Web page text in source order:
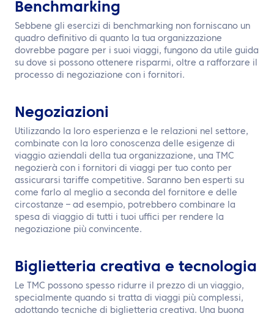
Benchmarking
Sebbene gli esercizi di benchmarking non forniscano un
quadro definitivo di quanto la tua organizzazione
dovrebbe pagare per i suoi viaggi, fungono da utile guida
su dove si possono ottenere risparmi, oltre a rafforzare il
processo di negoziazione con i fornitori.
Negoziazioni
Utilizzando la loro esperienza e le relazioni nel settore,
combinate con la loro conoscenza delle esigenze di
viaggio aziendali della tua organizzazione, una TMC
negozierà con i fornitori di viaggi per tuo conto per
assicurarsi tariffe competitive. Saranno ben esperti su
come farlo al meglio a seconda del fornitore e delle
circostanze – ad esempio, potrebbero combinare la
spesa di viaggio di tutti i tuoi uffici per rendere la
negoziazione più convincente.
Biglietteria creativa e tecnologia
Le TMC possono spesso ridurre il prezzo di un viaggio,
specialmente quando si tratta di viaggi più complessi,
adottando tecniche di biglietteria creativa. Una buona